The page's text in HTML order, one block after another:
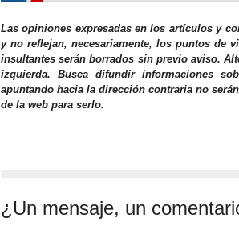
Las opiniones expresadas en los artículos y
y no reflejan, necesariamente, los puntos de
insultantes serán borrados sin previo aviso.
izquierda. Busca difundir informaciones
apuntando hacia la dirección contraria no
de la web para serlo.
¿Un mensaje, un